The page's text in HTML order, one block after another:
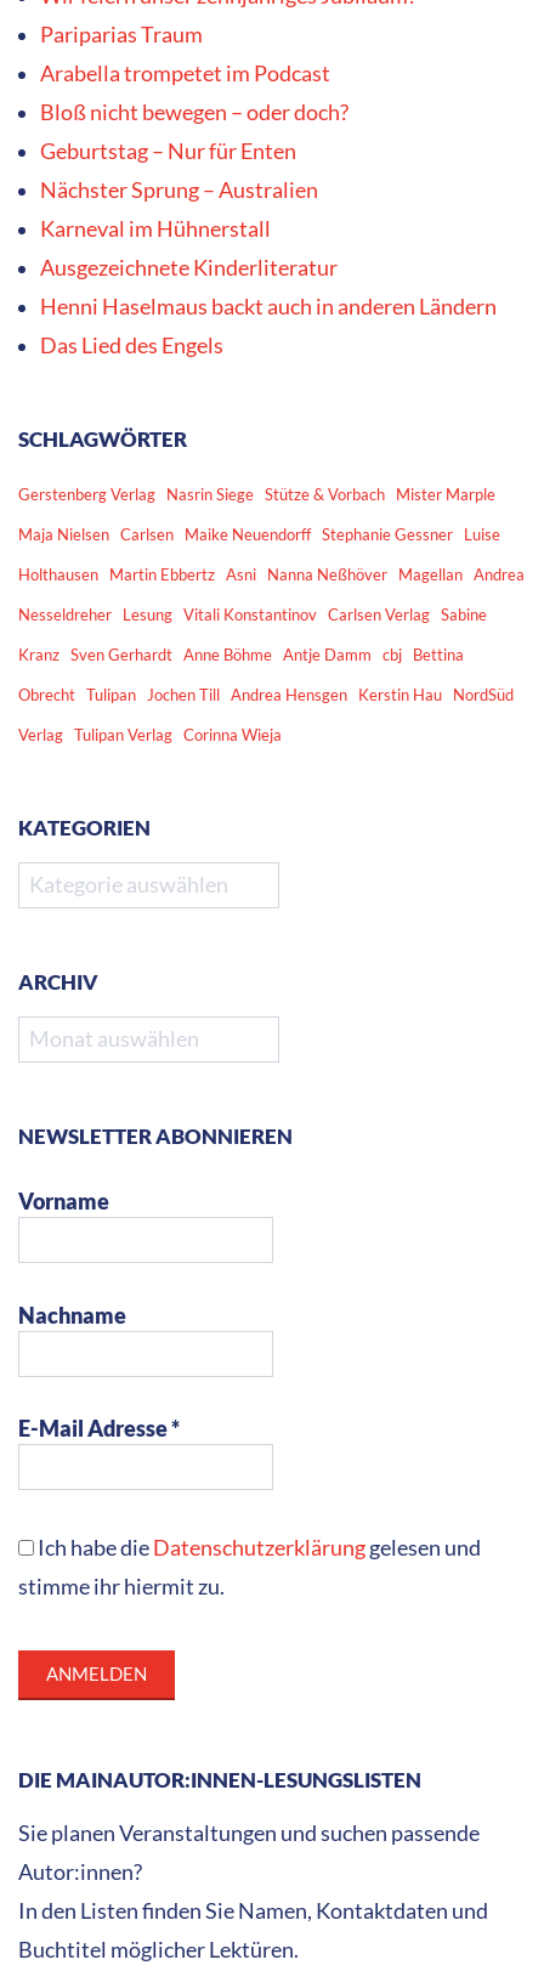
Pariparias Traum
Arabella trompetet im Podcast
Bloß nicht bewegen – oder doch?
Geburtstag – Nur für Enten
Nächster Sprung – Australien
Karneval im Hühnerstall
Ausgezeichnete Kinderliteratur
Henni Haselmaus backt auch in anderen Ländern
Das Lied des Engels
SCHLAGWÖRTER
Gerstenberg Verlag Nasrin Siege Stütze & Vorbach Mister Marple
Maja Nielsen Carlsen Maike Neuendorff Stephanie Gessner Luise
Holthausen Martin Ebbertz Asni Nanna Neßhöver Magellan Andrea
Nesseldreher Lesung Vitali Konstantinov Carlsen Verlag Sabine
Kranz Sven Gerhardt Anne Böhme Antje Damm cbj Bettina
Obrecht Tulipan Jochen Till Andrea Hensgen Kerstin Hau NordSüd
Verlag Tulipan Verlag Corinna Wieja
KATEGORIEN
Kategorien
ARCHIV
Archiv
NEWSLETTER ABONNIEREN
Vorname
Nachname
E-Mail Adresse *
Ich habe dieDatenschutzerklärunggelesen und
stimme ihr hiermit zu.
DIE MAINAUTOR:INNEN-LESUNGSLISTEN
Sie planen Veranstaltungen und suchen passende
Autor:innen?
In den Listen finden Sie Namen, Kontaktdaten und
Buchtitel möglicher Lektüren.